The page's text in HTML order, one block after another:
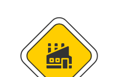
Знаки
Железнодорожные